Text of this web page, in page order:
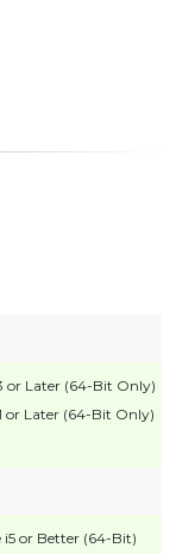
or Later (64-Bit Only)
or Later (64-Bit Only)
i5 or Better (64-Bit)